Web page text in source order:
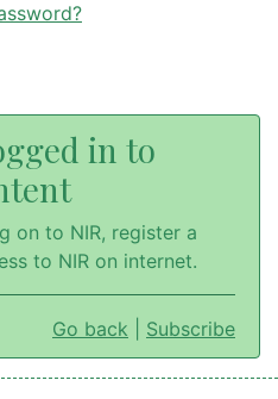
in to
on to NIR, register a
to NIR on internet.
Go back Subscribe